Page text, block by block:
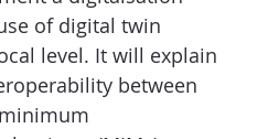
of digital twin
level. It will explain
between